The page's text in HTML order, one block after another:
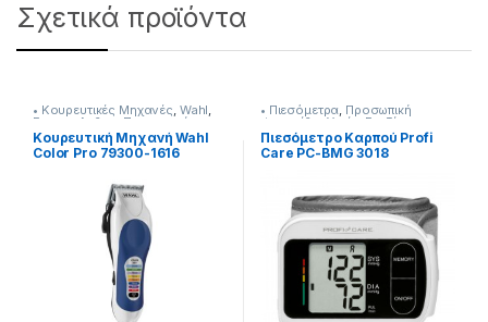
Σχετικά προϊόντα
• Κουρευτικές Μηχανές, Wahl,
Για τον Ανδρα Προσωπική
Φροντίδα
Κουρευτική Μηχανή Wahl
Color Pro 79300-1616
• Πιεσόμετρα, Προσωπική
Φροντίδα Υγεία-Ευεξία
Πιεσόμετρο Καρπού Profi
Care PC-BMG 3018